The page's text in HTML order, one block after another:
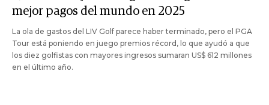
mejor pagos del mundo en 2025
La ola de gastos del LIV Golf parece haber terminado, pero el PGA
Tour está poniendo en juego premios récord, lo que ayudó a que
los diez golfistas con mayores ingresos sumaran US$ 612 millones
en el último año.